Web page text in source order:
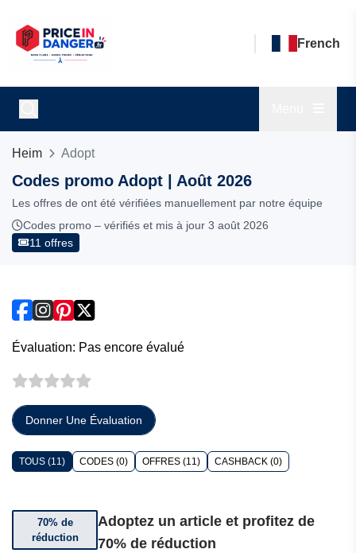
French
Heim Adopt
Codes promo Adopt | Août 2026
Les offres de ont été vérifiées manuellement par notre équipe
Codes promo – vérifiés et mis à jour 3 août 2026
11 offres
Évaluation: Pas encore évalué
Donner Une Évaluation
TOUS (11) CODES (0) OFFRES (11) CASHBACK (0)
70% de
réduction
Adoptez un article et profitez de
70% de réduction